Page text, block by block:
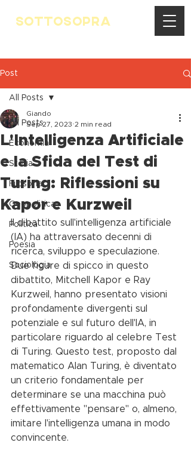
SOTTOSOPRA
Post
All Posts
Economia
Storia
Filosofia
Geopolitica
Politica
Poesia
Sociologia
All Posts
L'Intelligenza Artificiale
e la Sfida del Test di
Turing: Riflessioni su
Kapor e Kurzweil
Giando
Sep 27, 2023 2 min read
Il dibattito sull'intelligenza artificiale
(IA) ha attraversato decenni di
ricerca, sviluppo e speculazione.
Due figure di spicco in questo
dibattito, Mitchell Kapor e Ray
Kurzweil, hanno presentato visioni
profondamente divergenti sul
potenziale e sul futuro dell'IA, in
particolare riguardo al celebre Test
di Turing. Questo test, proposto dal
matematico Alan Turing, è diventato
un criterio fondamentale per
determinare se una macchina può
effettivamente "pensare" o, almeno,
imitare l'intelligenza umana in modo
convincente.